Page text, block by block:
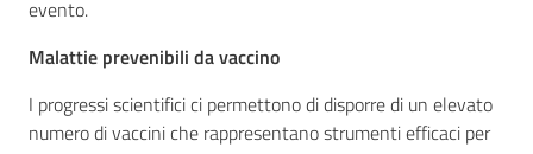
evento.
Malattie prevenibili da vaccino
I progressi scientifici ci permettono di disporre di un elevato
numero di vaccini che rappresentano strumenti efficaci per